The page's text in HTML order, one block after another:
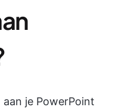
je PowerPoint